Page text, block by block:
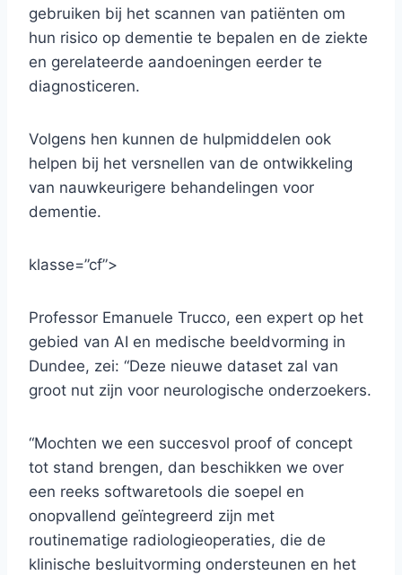
gebruiken bij het scannen van patiënten om
hun risico op dementie te bepalen en de ziekte
en gerelateerde aandoeningen eerder te
diagnosticeren.
Volgens hen kunnen de hulpmiddelen ook
helpen bij het versnellen van de ontwikkeling
van nauwkeurigere behandelingen voor
dementie.
klasse=”cf”>
Professor Emanuele Trucco, een expert op het
gebied van AI en medische beeldvorming in
Dundee, zei: “Deze nieuwe dataset zal van
groot nut zijn voor neurologische onderzoekers.
“Mochten we een succesvol proof of concept
tot stand brengen, dan beschikken we over
een reeks softwaretools die soepel en
onopvallend geïntegreerd zijn met
routinematige radiologieoperaties, die de
klinische besluitvorming ondersteunen en het